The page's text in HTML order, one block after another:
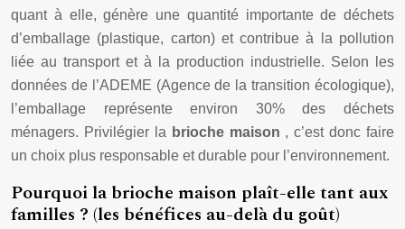
quant à elle, génère une quantité importante de déchets
d’emballage (plastique, carton) et contribue à la pollution
liée au transport et à la production industrielle. Selon les
données de l’ADEME (Agence de la transition écologique),
l’emballage représente environ 30% des déchets
ménagers. Privilégier la brioche maison , c’est donc faire
un choix plus responsable et durable pour l’environnement.
Pourquoi la brioche maison plaît-elle tant aux
familles ? (les bénéfices au-delà du goût)